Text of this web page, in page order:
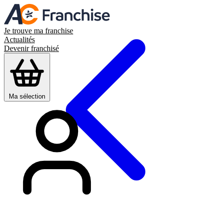
Je trouve ma franchise
Actualités
Devenir franchisé
Ma sélection